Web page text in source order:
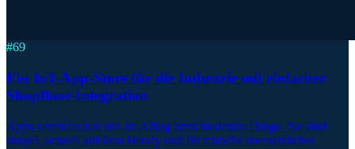
#69
Ein IoT-App-Store für die Industrie mit einfacher
Shopfloor-Integration
Apps vereinfachen uns im Alltag verschiedenste Dinge. Sie sind
simpel, schnell auf dem Handy und für manche unersetzlicher